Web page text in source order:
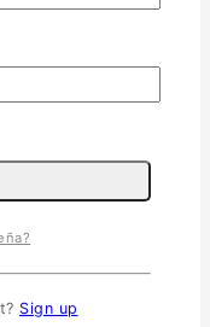
Sign up